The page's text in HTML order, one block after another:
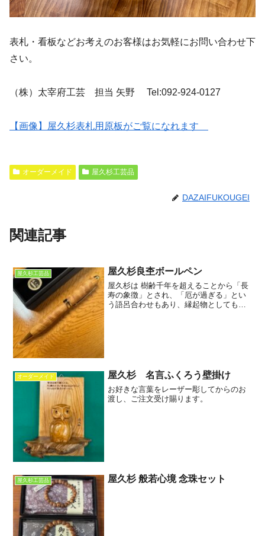
表札・看板などお考えのお客様はお気軽にお問い合わせ下
さい。
（株）太宰府工芸 担当 矢野 Tel:092-924-0127
【画像】屋久杉表札用原板がご覧になれます
オーダーメイド 屋久杉工芸品
DAZAIFUKOUGEI
関連記事
屋久杉工芸品 屋久杉良杢ボールペン
屋久杉は 樹齢千年を超えることから「長
寿の象徴」とされ、「厄が過ぎる」とい
う語呂合わせもあり、縁起物としても珍
オーダーメイド 屋久杉 名言ふくろう壁掛け
お好きな言葉をレーザー彫してからのお
渡し、ご注文受け賜ります。
屋久杉工芸品 屋久杉 般若心境 念珠セット